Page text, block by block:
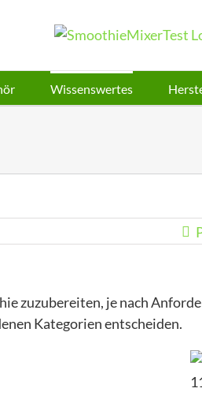
Wissenswertes
zuzubereiten, je nach
Kategorien entscheiden.